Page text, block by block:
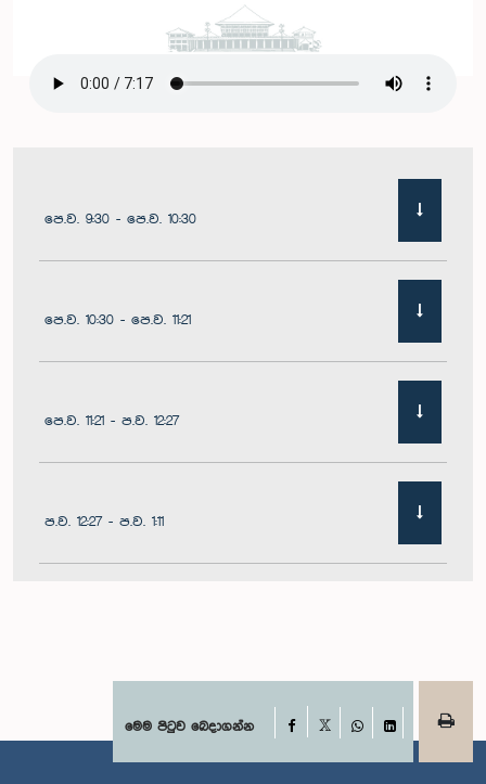
පෙ.ව. 9:30 - පෙ.ව. 10:30
පෙ.ව. 10:30 - පෙ.ව. 11:21
පෙ.ව. 11:21 - ප.ව. 12:27
ප.ව. 12:27 - ප.ව. 1:11
ප.ව. 1:22 - ප.ව. 1:29මෙම පිටුව බෙදාගන්න Facebook
WhatsApp
LinkedIn